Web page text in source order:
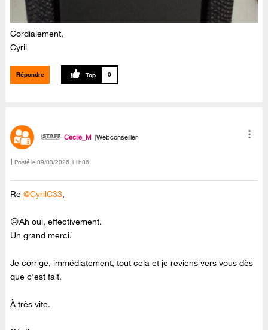
Cordialement,
Cyril
Répondre 0
Cecile_M Webconseiller
Posté le ‎09/03/2026 11h06
Re@CyrilC33,
😥Ah oui, effectivement.
Un grand merci.
Je corrige, immédiatement, tout cela et je reviens vers vous dès
que c'est fait.
À très vite.